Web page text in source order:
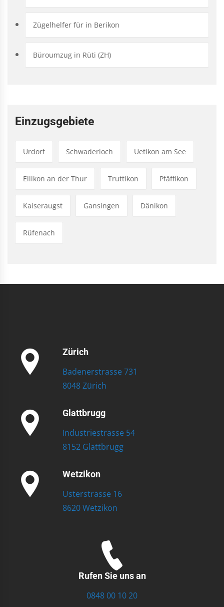
Zügelhelfer für in Berikon
Büroumzug in Rüti (ZH)
Einzugsgebiete
Urdorf Schwaderloch Uetikon am See
Ellikon an der Thur Truttikon Pfäffikon
Kaiseraugst Gansingen Dänikon
Rüfenach
Zürich
Badenerstrasse 731
8048 Zürich
Glattbrugg
Industriestrasse 54
8152 Glattbrugg
Wetzikon
Usterstrasse 16
8620 Wetzikon
Rufen Sie uns an
0848 00 10 20